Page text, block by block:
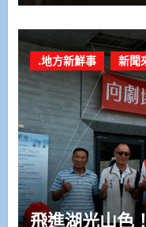
.地方新鮮事 新聞
飛進湖光山色